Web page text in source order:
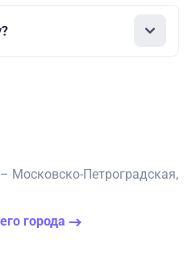
Московско-Петроградская,
города